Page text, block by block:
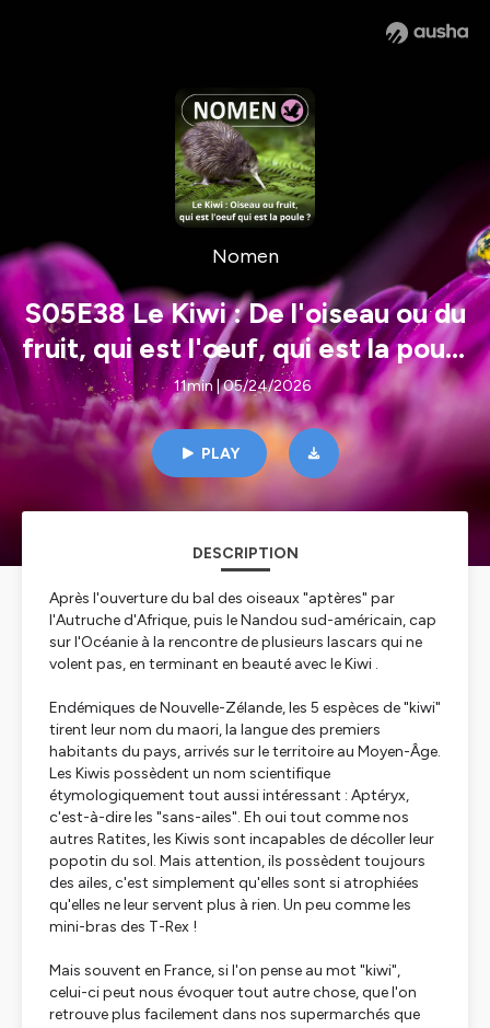
Nomen
S05E38 Le Kiwi : De l'oiseau ou du
fruit, qui est l'œuf, qui est la poule
?
11min | 05/24/2026
PLAY
DESCRIPTION
Après l'ouverture du bal des oiseaux "aptères" par
l'Autruche d'Afrique, puis le Nandou sud-américain, cap
sur l'Océanie à la rencontre de plusieurs lascars qui ne
volent pas, en terminant en beauté avec le Kiwi .
Endémiques de Nouvelle-Zélande, les 5 espèces de "kiwi"
tirent leur nom du maori, la langue des premiers
habitants du pays, arrivés sur le territoire au Moyen-Âge.
Les Kiwis possèdent un nom scientifique
étymologiquement tout aussi intéressant : Aptéryx,
c'est-à-dire les "sans-ailes". Eh oui tout comme nos
autres Ratites, les Kiwis sont incapables de décoller leur
popotin du sol. Mais attention, ils possèdent toujours
des ailes, c'est simplement qu'elles sont si atrophiées
qu'elles ne leur servent plus à rien. Un peu comme les
mini-bras des T-Rex !
Mais souvent en France, si l'on pense au mot "kiwi",
celui-ci peut nous évoquer tout autre chose, que l'on
retrouve plus facilement dans nos supermarchés que